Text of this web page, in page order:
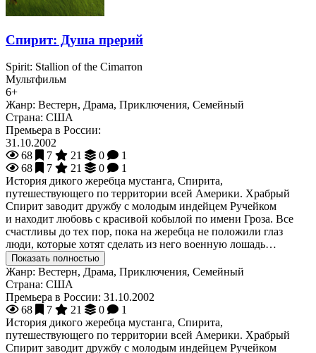
Спирит: Душа прерий
Spirit: Stallion of the Cimarron
Мультфильм
6+
Жанр: Вестерн, Драма, Приключения, Семейный
Страна: США
Премьера в России:
31.10.2002
68
7 21 0
1
68
7 21 0
1
История дикого жеребца мустанга, Спирита,
путешествующего по территории всей Америки. Храбрый
Спирит заводит дружбу с молодым индейцем Ручейком
и находит любовь с красивой кобылой по имени Гроза. Все
счастливы до тех пор, пока на жеребца не положили глаз
люди, которые хотят сделать из него военную лошадь…
Показать полностью
Жанр: Вестерн, Драма, Приключения, Семейный
Страна: США
Премьера в России: 31.10.2002
68
7 21 0
1
История дикого жеребца мустанга, Спирита,
путешествующего по территории всей Америки. Храбрый
Спирит заводит дружбу с молодым индейцем Ручейком